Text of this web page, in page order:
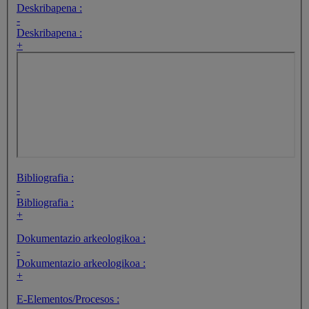
Deskribapena :
-
Deskribapena :
+
Bibliografia :
-
Bibliografia :
+
Dokumentazio arkeologikoa :
-
Dokumentazio arkeologikoa :
+
E-Elementos/Procesos :